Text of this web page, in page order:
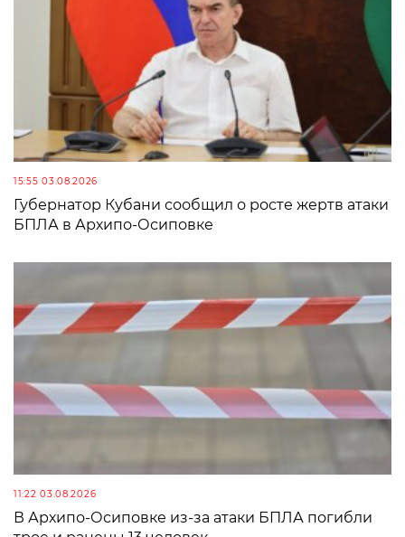
15:55 03.08.2026
Губернатор Кубани сообщил о росте жертв атаки
БПЛА в Архипо-Осиповке
11:22 03.08.2026
В Архипо-Осиповке из-за атаки БПЛА погибли